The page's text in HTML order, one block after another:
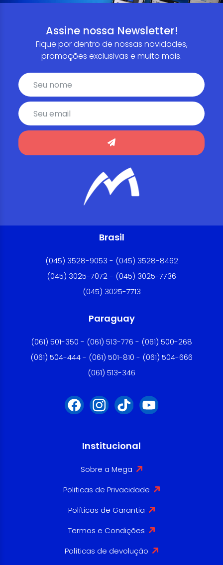
Assine nossa Newsletter!
Fique por dentro de nossas novidades,
promoções exclusivas e muito mais.
Brasil
(045) 3528-9053 - (045) 3528-8462
(045) 3025-7072 - (045) 3025-7736
(045) 3025-7713
Paraguay
(061) 501-350 - (061) 513-776 - (061) 500-268
(061) 504-444 - (061) 501-810 - (061) 504-666
(061) 513-346
Institucional
Sobre a Mega
Politicas de Privacidade
Políticas de Garantia
Termos e Condições
Políticas de devolução